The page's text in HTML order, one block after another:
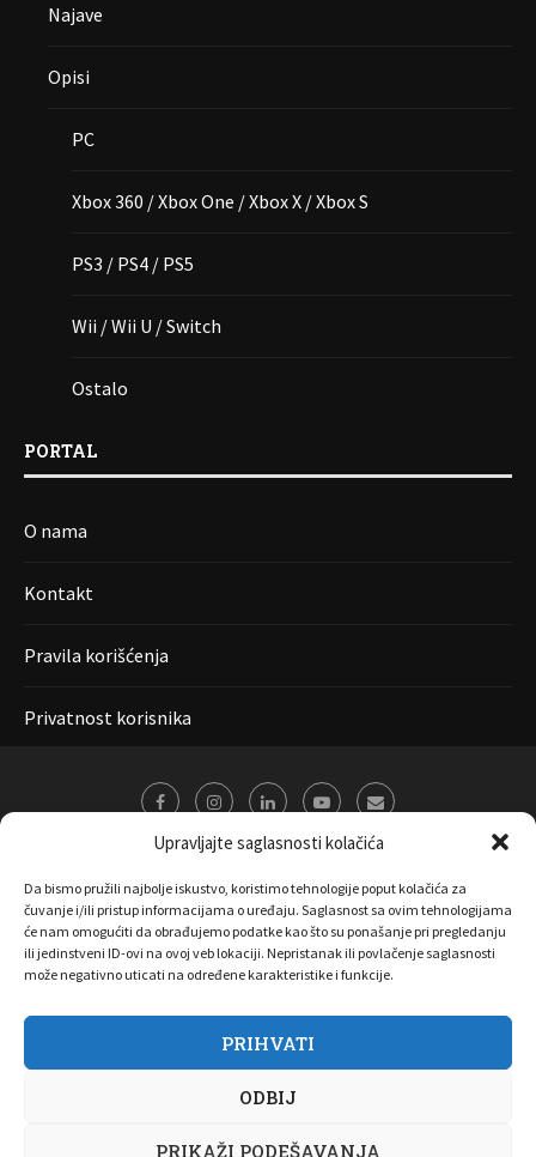
Upravljajte saglasnosti kolačića
Da bismo pružili najbolje iskustvo, koristimo tehnologije poput kolačića za
čuvanje i/ili pristup informacijama o uređaju. Saglasnost sa ovim tehnologijama
će nam omogućiti da obrađujemo podatke kao što su ponašanje pri pregledanju
ili jedinstveni ID-ovi na ovoj veb lokaciji. Nepristanak ili povlačenje saglasnosti
može negativno uticati na određene karakteristike i funkcije.
PRIHVATI
ODBIJ
PRIKAŽI PODEŠAVANJA
Najave
Opisi
PC
Xbox 360 / Xbox One / Xbox X / Xbox S
PS3 / PS4 / PS5
Wii / Wii U / Switch
Ostalo
PORTAL
O nama
Kontakt
Pravila korišćenja
Privatnost korisnika
O nama Marketing Kontakt FAQ
Privatnost korisnika
Pravila korišćenja